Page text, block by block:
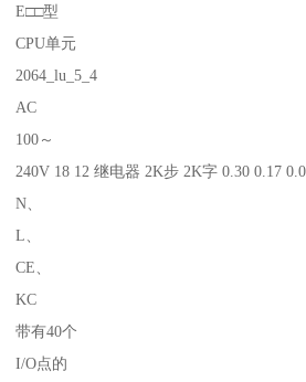
E□□型
CPU单元
2064_lu_5_4
AC
100～
240V 18 12 继电器 2K步 2K字 0.30 0.17
N、
L、
CE、
KC
带有40个
I/O点的